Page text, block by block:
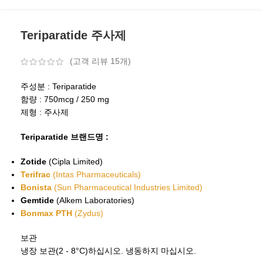
Teriparatide 주사제
(고객 리뷰 15개)
주성분 : Teriparatide
함량 : 750mcg / 250 mg
제형 : 주사제
Teriparatide 브랜드명 :
Zotide (Cipla Limited)
Terifrac (Intas Pharmaceuticals)
Bonista (Sun Pharmaceutical Industries Limited)
Gemtide (Alkem Laboratories)
Bonmax PTH (Zydus)
보관
냉장 보관(2 - 8°C)하십시오. 냉동하지 마십시오.